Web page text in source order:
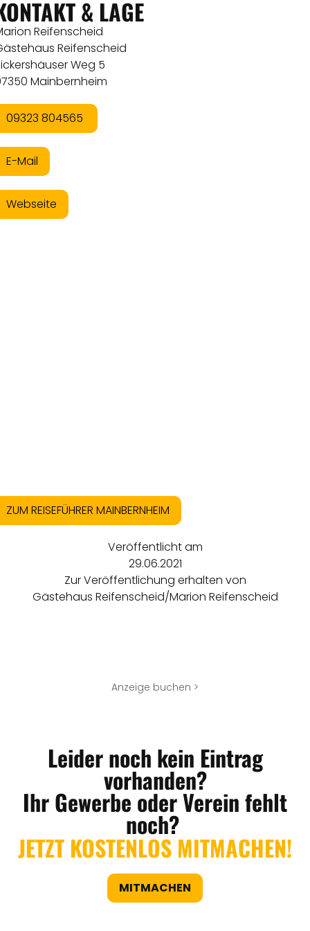
& LAGE
Reifenscheid
Reifenscheid
Weg 5
Mainbernheim
09323 804565
E-Mail
Webseite
ZUM REISEFÜHRER MAINBERNHEIM
Veröffentlicht am
29.06.2021
Zur Veröffentlichung erhalten von
Gästehaus Reifenscheid/Marion Reifenscheid
Anzeige buchen >
Leider noch kein Eintrag
vorhanden?
Ihr Gewerbe oder Verein fehlt
noch?
JETZT KOSTENLOS MITMACHEN!
MITMACHEN